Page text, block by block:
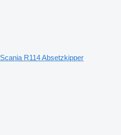
Scania R114 Absetzkipper